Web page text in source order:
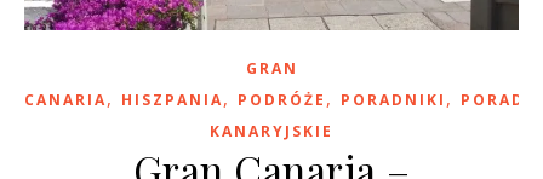
GRAN
CANARIA, HISZPANIA, PODRÓŻE , PORADNIKI , PORADY
KANARYJSKIE